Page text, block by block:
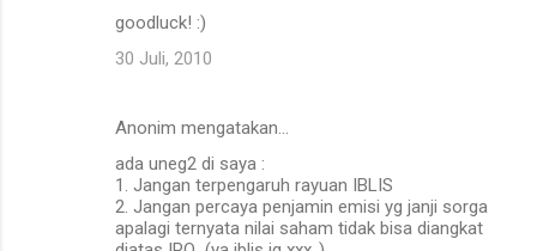
goodluck! :)
30 Juli, 2010
Anonim mengatakan…
ada uneg2 di saya :
1. Jangan terpengaruh rayuan IBLIS
2. Jangan percaya penjamin emisi yg janji sorga
apalagi ternyata nilai saham tidak bisa diangkat